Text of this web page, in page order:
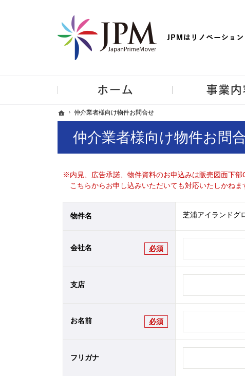
ホーム
仲介業者様向け物件お問合せ
仲介業者様向け物件お問
※内見、広告承諾、物件資料のお申込みは販売図面下部
こちらからお申し込みいただいても対応いたしかねま
物件名 芝浦アイランドグ
会社名 必須
支店
お名前 必須
フリガナ
ホーム
仲介業者様向け物件お問合せ